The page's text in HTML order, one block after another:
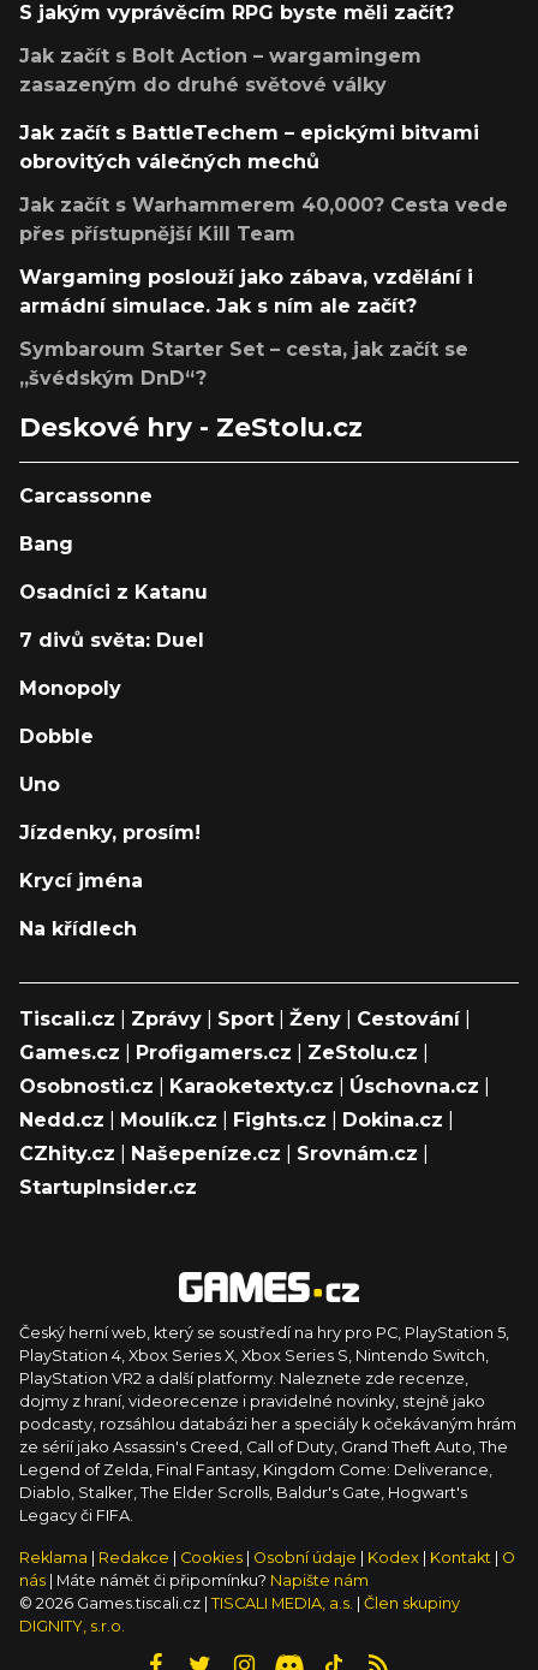
S jakým vyprávěcím RPG byste měli začít?
Jak začít s Bolt Action – wargamingem
zasazeným do druhé světové války
Jak začít s BattleTechem – epickými bitvami
obrovitých válečných mechů
Jak začít s Warhammerem 40,000? Cesta vede
přes přístupnější Kill Team
Wargaming poslouží jako zábava, vzdělání i
armádní simulace. Jak s ním ale začít?
Symbaroum Starter Set – cesta, jak začít se
„švédským DnD“?
Deskové hry - ZeStolu.cz
Carcassonne
Bang
Osadníci z Katanu
7 divů světa: Duel
Monopoly
Dobble
Uno
Jízdenky, prosím!
Krycí jména
Na křídlech
Tiscali.cz Zprávy Sport Ženy Cestování|
Games.cz
Profigamers.cz ZeStolu.cz
Osobnosti.cz
Karaoketexty.cz Úschovna.cz
Nedd.cz
Moulík.cz Fights.cz Dokina.cz
CZhity.cz
Našepeníze.cz Srovnám.cz
StartupInsider.cz
Český herní web, který se soustředí na hry pro PC, PlayStation 5,
PlayStation 4, Xbox Series X, Xbox Series S, Nintendo Switch,
PlayStation VR2 a další platformy. Naleznete zde recenze,
dojmy z hraní, videorecenze i pravidelné novinky, stejně jako
podcasty, rozsáhlou databázi her a speciály k očekávaným hrám
ze sérií jako Assassin's Creed, Call of Duty, Grand Theft Auto, The
Legend of Zelda, Final Fantasy, Kingdom Come: Deliverance,
Diablo, Stalker, The Elder Scrolls, Baldur's Gate, Hogwart's
Legacy či FIFA.
Reklama Redakce Cookies Osobní údaje Kodex Kontakt
O
nás
| Máte námět či připomínku? Napište nám
© 2026 Games.tiscali.cz | TISCALI MEDIA, a.s.
Člen skupiny
DIGNITY, s.r.o.